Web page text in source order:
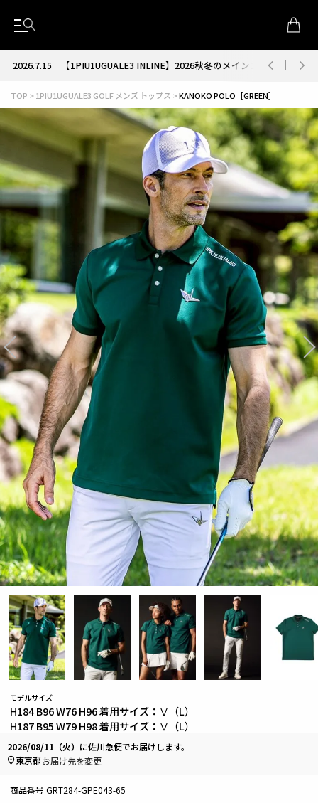
2026.7.15【1PIU1UGUALE3 INLINE】2026秋冬のメインコレクションが
TOP 1PIU1UGUALE3 GOLF メンズ トップス KANOKO POLO［GREEN］
モデルサイズ
H184 B96 W76 H96 着用サイズ：Ⅴ（L）
H187 B95 W79 H98 着用サイズ：Ⅴ（L）
商品番号 GRT284-GPE043-65
2026/08/11（火） に佐川急便でお届けします。
東京都お届け先を変更